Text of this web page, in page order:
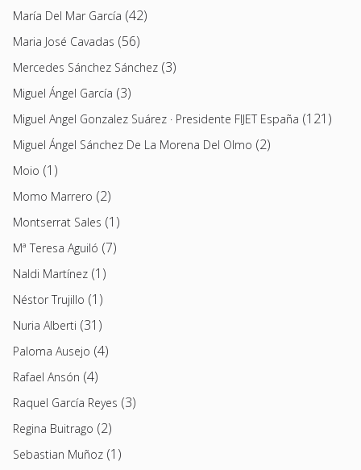
María Del Mar García (42)
Maria José Cavadas (56)
Mercedes Sánchez Sánchez (3)
Miguel Ángel García (3)
Miguel Angel Gonzalez Suárez · Presidente FIJET España (121)
Miguel Ángel Sánchez De La Morena Del Olmo (2)
Moio (1)
Momo Marrero (2)
Montserrat Sales (1)
Mª Teresa Aguiló (7)
Naldi Martínez (1)
Néstor Trujillo (1)
Nuria Alberti (31)
Paloma Ausejo (4)
Rafael Ansón (4)
Raquel García Reyes (3)
Regina Buitrago (2)
Sebastian Muñoz (1)